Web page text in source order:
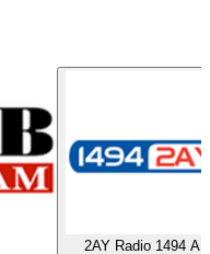
2AY Radio 1494